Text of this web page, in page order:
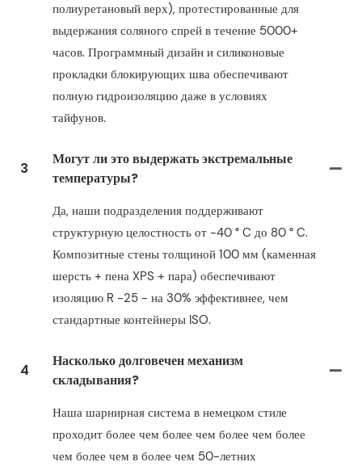
полиуретановый верх), протестированные для
выдержания соляного спрей в течение 5000+
часов. Программный дизайн и силиконовые
прокладки блокирующих шва обеспечивают
полную гидроизоляцию даже в условиях
тайфунов.
3
Могут ли это выдержать экстремальные
температуры?
Да, наши подразделения поддерживают
структурную целостность от -40 ° C до 80 ° C.
Композитные стены толщиной 100 мм (каменная
шерсть + пена XPS + пара) обеспечивают
изоляцию R -25 - на 30% эффективнее, чем
стандартные контейнеры ISO.
4
Насколько долговечен механизм
складывания?
Наша шарнирная система в немецком стиле
проходит более чем более чем более чем более
чем более чем в более чем 50-летних